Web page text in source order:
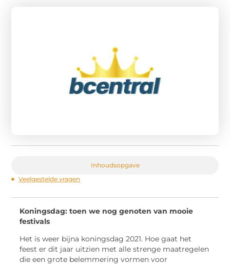
Inhoudsopgave
Veelgestelde vragen
Koningsdag: toen we nog genoten van mooie
festivals
Het is weer bijna koningsdag 2021. Hoe gaat het
feest er dit jaar uitzien met alle strenge maatregelen
die een grote belemmering vormen voor